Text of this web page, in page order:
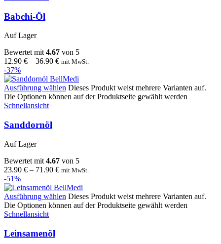
Babchi-Öl
Auf Lager
Bewertet mit4.67 von 5
12.90 € – 36.90 € mit MwSt.
-37%
Ausführung wählen Dieses Produkt weist mehrere Varianten auf.
Die Optionen können auf der Produktseite gewählt werden
Schnellansicht
Sanddornöl
Auf Lager
Bewertet mit 4.67 von 5
23.90 € – 71.90 € mit MwSt.
-51%
Ausführung wählen Dieses Produkt weist mehrere Varianten auf.
Die Optionen können auf der Produktseite gewählt werden
Schnellansicht
Leinsamenöl